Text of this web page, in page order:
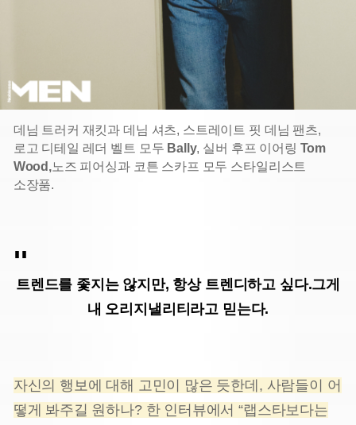
데님 트러커 재킷과 데님 셔츠, 스트레이트 핏 데님 팬츠,
로고 디테일 레더 벨트 모두 Bally, 실버 후프 이어링 Tom
Wood,노즈 피어싱과 코튼 스카프 모두 스타일리스트
소장품.
트렌드를 좇지는 않지만, 항상 트렌디하고 싶다.그게
내 오리지낼리티라고 믿는다.
자신의 행보에 대해 고민이 많은 듯한데, 사람들이 어
떻게 봐주길 원하나? 한 인터뷰에서 “랩스타보다는